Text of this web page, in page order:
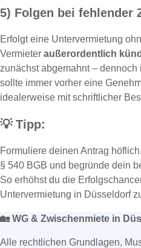
5) Folgen bei fehlender
Erfolgt eine Untervermietung
Vermieter außerordentlich
zunächst abgemahnt –
sollte immer vorher eine
idealerweise mit schriftlicher
💡Tipp:
Formuliere deinen Antrag
§ 540 BGB und begründe dein
So erhöhst du die
Untervermietung in Düsseldorf
🏡WG & Zwischenmiete in
Alle rechtlichen Grundlagen,